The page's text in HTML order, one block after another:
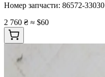
Номер запчасти: 86572-33030
2 760 ₴ ≈ $60